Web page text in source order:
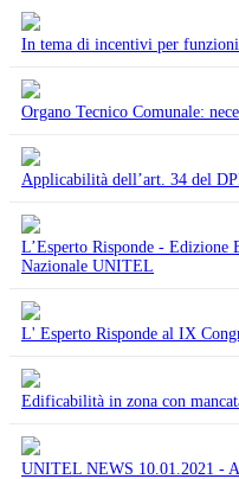
In tema di incentivi per
Organo Tecnico Comunale:
Applicabilità dell’art. 34 del
L’Esperto Risponde -
Nazionale UNITEL
L' Esperto Risponde al IX
Edificabilità in zona con
UNITEL NEWS 10.01.2021 -